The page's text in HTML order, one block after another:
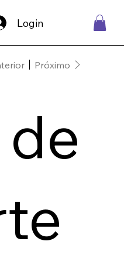
Login
Próximo